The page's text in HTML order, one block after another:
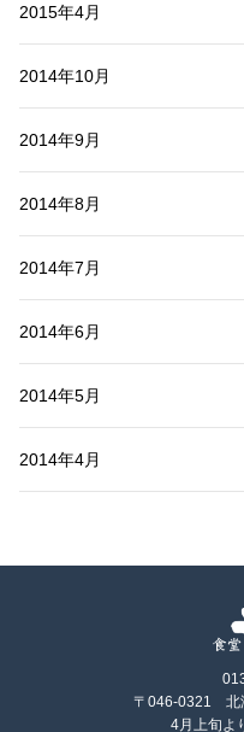
2015年4月
2014年10月
2014年9月
2014年8月
2014年7月
2014年6月
2014年5月
2014年4月
〒046-0321 北
4月上旬よ